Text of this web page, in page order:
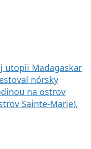
utopii Madagaskar
nórsky
na ostrov
Sainte-Marie),